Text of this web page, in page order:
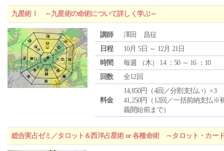
九星術Ⅰ ～九星術の命術について詳しく学ぶ～
講師
澤田 昌征
日程
10月 5日 ～ 12月 21日
時間
毎週 （木） 14 ：50 ～ 16 ：10
回数
全12回
料金
14,850円（4回／分割支払い）×3
41,250円（12回／一括前納支払※
義開始前まで）
総合実占ゼミ／タロット＆西洋占星術 or 各種命術 ～タロット・カー